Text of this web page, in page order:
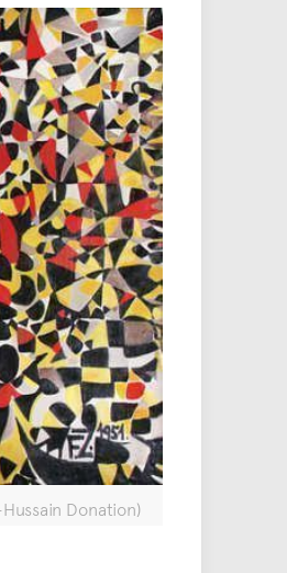
Donation)